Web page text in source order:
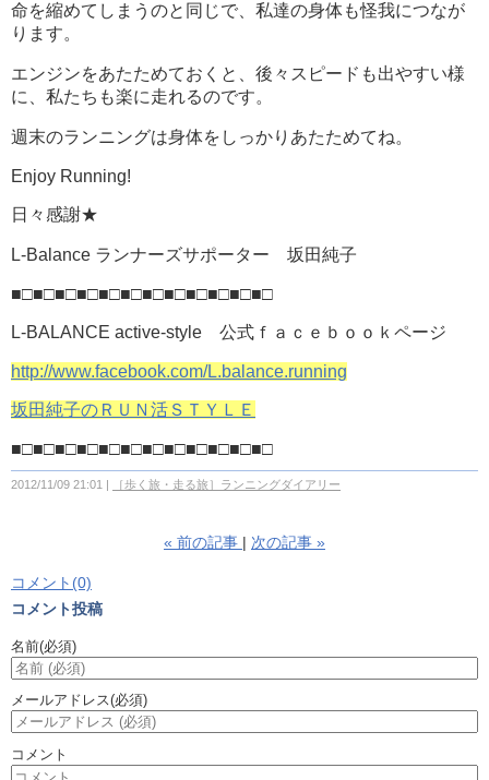
命を縮めてしまうのと同じで、私達の身体も怪我につなが
ります。
エンジンをあたためておくと、後々スピードも出やすい様
に、私たちも楽に走れるのです。
週末のランニングは身体をしっかりあたためてね。
Enjoy Running!
日々感謝★
L-Balance ランナーズサポーター 坂田純子
■□■□■□■□■□■□■□■□■□■□■□■□
L-BALANCE active-style 公式ｆａｃｅｂｏｏｋページ
http://www.facebook.com/L.balance.running
坂田純子のＲＵＮ活ＳＴＹＬＥ
■□■□■□■□■□■□■□■□■□■□■□■□
2012/11/09 21:01 ［歩く旅・走る旅］ランニングダイアリー
« 前の記事 次の記事 »
コメント(0)
コメント投稿
名前(必須)
メールアドレス(必須)
コメント